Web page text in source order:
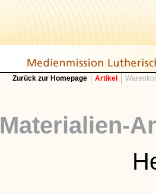
Zurück zur Homepage Artikel
Materialien-